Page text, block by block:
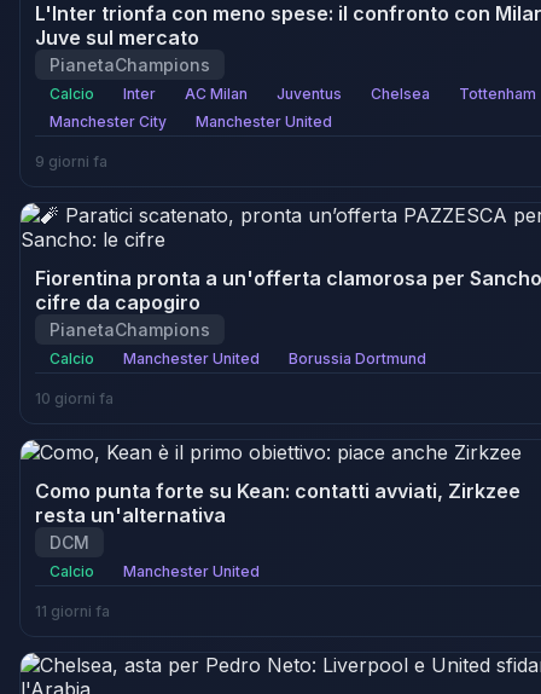
L'Inter trionfa con meno spese: il confronto con
Juve sul mercato
PianetaChampions
Calcio Inter AC Milan Juventus Chelsea
Tottenham
Manchester City
Manchester United
9 giorni fa
Fiorentina pronta a un'offerta clamorosa per
cifre da capogiro
PianetaChampions
Calcio Manchester United Borussia Dortmund
10 giorni fa
Como punta forte su Kean: contatti avviati, Zirkzee
resta un'alternativa
DCM
Calcio Manchester United
11 giorni fa